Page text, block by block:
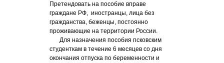
Претендовать на пособие вправе
граждане РФ, иностранцы, лица без
гражданства, беженцы, постоянно
проживающие на территории России.
Для назначения пособия псковским
студенткам в течение 6 месяцев со дня
окончания отпуска по беременности и